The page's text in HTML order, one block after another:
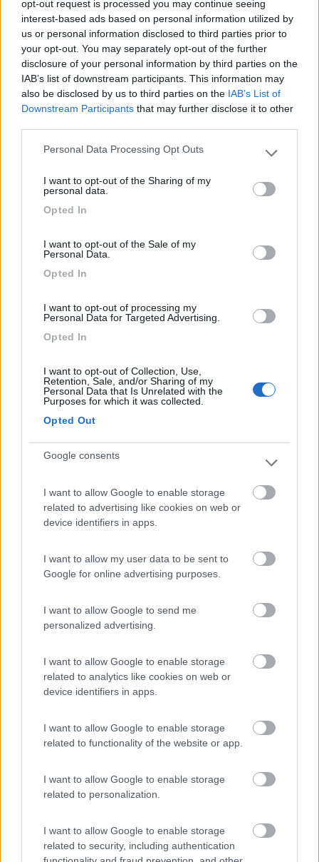
opt-out request is processed you may continue seeing
interest-based ads based on personal information utilized by
us or personal information disclosed to third parties prior to
your opt-out. You may separately opt-out of the further
disclosure of your personal information by third parties on the
IAB’s list of downstream participants. This information may
also be disclosed by us to third parties on the IAB’s List of
Downstream Participants that may further disclose it to other
Please note that this website/app uses one or more Google
not limited to your visit or usage behaviour. You may click to
use your data for below specified purposes in below Google
Personal Data Processing Opt Outs
I want to opt-out of the Sharing of my
personal data.
Opted In
I want to opt-out of the Sale of my
Personal Data.
Opted In
I want to opt-out of processing my
Personal Data for Targeted Advertising.
Opted In
I want to opt-out of Collection, Use,
Retention, Sale, and/or Sharing of my
Personal Data that Is Unrelated with the
Purposes for which it was collected.
Opted Out
Google consents
I want to allow Google to enable storage
related to advertising like cookies on web or
device identifiers in apps.
I want to allow my user data to be sent to
Google for online advertising purposes.
I want to allow Google to send me
personalized advertising.
I want to allow Google to enable storage
related to analytics like cookies on web or
device identifiers in apps.
I want to allow Google to enable storage
related to functionality of the website or app.
I want to allow Google to enable storage
related to personalization.
I want to allow Google to enable storage
related to security, including authentication
fa tutto da solo e come si può immaginare gestire
centinaia di persone e equipaggi non è facile. Un
unico blocco servizi insufficienti per tutta questa
gente. Purtroppo nella notte un campeggiatore ha
avuto un problema di salute, chiamata ambulanza
che arriva immediatamente, ma il cancello CHIUSO
a chiave ha impedito per oltre mezzora il
soccorso rischiando la vita del malato. Sequestrati
dal proprietario che dormiva beatamente
persone che bussavano alla sua porta. Da evitare.
Accoglienza
Elvis in London 13/07/2020 17:18
sapientemente con il mare della Sicilia. Il camping
è davvero bello, ben curato e pulito. Le piazzole
rigogliosa vegetazione. Bagni sempre perfetti! E...
del mare che dire... di rara bellezza. Ma... se siete
tra quelli che di norma buttano le cicche di
sigarette per terra... allora questo campeggio non
parte!
Caratteristiche Posizione Pulizia Servizi
Strada stretta e tortuosa per l'accesso al camping.
anche fredde. La zona sosta camper: stipati.
Market quasi inesistente. Lontano da Avola,
pericolosissima. Io lo sconsiglio.
Accessibilità Caratteristiche
Camping tenuto benissimo. Ottimi i servizi igienici,
ombreggiate e siepi di fiori ovunque. Gestori
scrupolosi e pignoli che non guasta se si vogliono